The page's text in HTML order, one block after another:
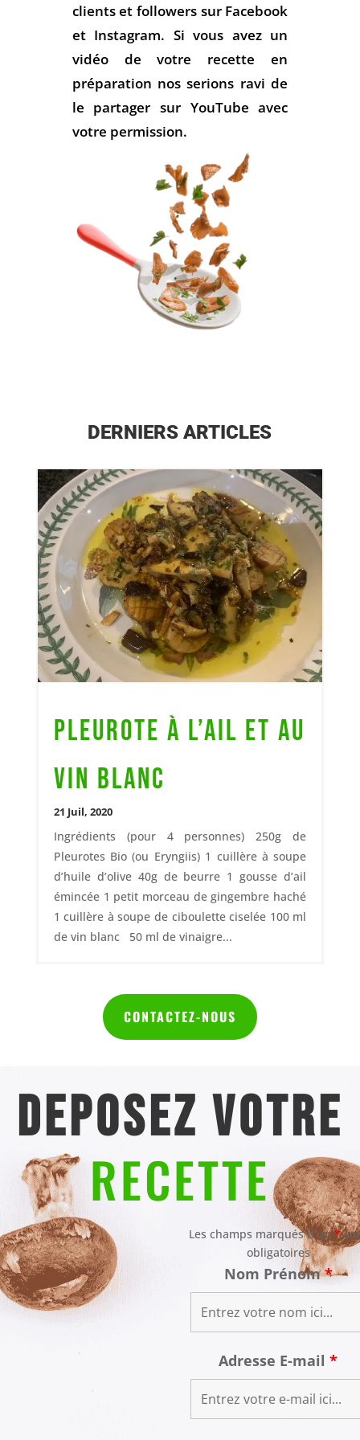
clients et followers sur Facebook
et Instagram. Si vous avez un
vidéo de votre recette en
préparation nos serions ravi de
le partager sur YouTube avec
votre permission.
DERNIERS ARTICLES
Pleurote à l’ail et au
vin blanc
21 Juil, 2020
Ingrédients (pour 4 personnes) 250g de
Pleurotes Bio (ou Eryngiis) 1 cuillère à soupe
d’huile d’olive 40g de beurre 1 gousse d’ail
émincée 1 petit morceau de gingembre haché
1 cuillère à soupe de ciboulette ciselée 100 ml
de vin blanc 50 ml de vinaigre...
CONTACTEZ-NOUS
DEposez VOTRE
RECETTE
Les champs marqués d’un*
obligatoires
Nom Prénom*
Adresse E-mail *